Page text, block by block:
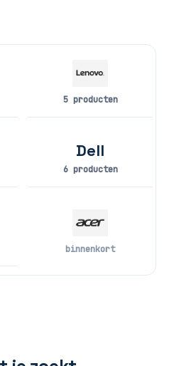
5 producten
Dell
6 producten
binnenkort